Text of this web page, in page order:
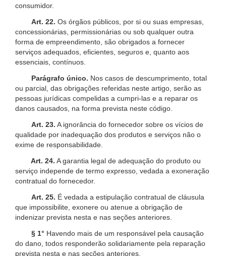
consumidor.
Art. 22. Os órgãos públicos, por si ou suas empresas,
concessionárias, permissionárias ou sob qualquer outra
forma de empreendimento, são obrigados a fornecer
serviços adequados, eficientes, seguros e, quanto aos
essenciais, contínuos.
Parágrafo único. Nos casos de descumprimento, total
ou parcial, das obrigações referidas neste artigo, serão as
pessoas jurídicas compelidas a cumpri-las e a reparar os
danos causados, na forma prevista neste código.
Art. 23. A ignorância do fornecedor sobre os vícios de
qualidade por inadequação dos produtos e serviços não o
exime de responsabilidade.
Art. 24. A garantia legal de adequação do produto ou
serviço independe de termo expresso, vedada a exoneração
contratual do fornecedor.
Art. 25. É vedada a estipulação contratual de cláusula
que impossibilite, exonere ou atenue a obrigação de
indenizar prevista nesta e nas seções anteriores.
§ 1° Havendo mais de um responsável pela causação
do dano, todos responderão solidariamente pela reparação
prevista nesta e nas seções anteriores.